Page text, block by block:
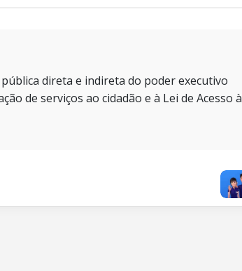
direta e indireta do poder executivo
de serviços ao cidadão e à Lei de Acesso à